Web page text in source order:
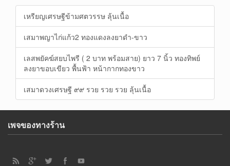
เหรียญเศรษฐีข้ามศตวรรษ ลุ้นเนื้อ
เสมาพญาไก่แก้ว2 ทองแดงลงยาดำ-ขาว
เลสพยัคฆ์สยบไพรี ( 2 บาท พร้อมสาย) ยาว 7 นิ้ว ทองทิพย์
ลงยาขอบเขียว พื้นฟ้า หน้ากากทองขาว
เสมาดวงเศรษฐี ๙๙ รวย รวย รวย ลุ้นเนื้อ
เพจของทางร้าน